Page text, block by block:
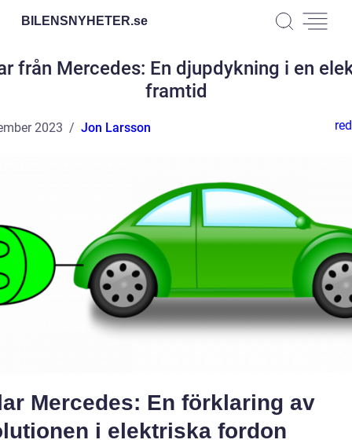
BILENSNYHETER.se
från Mercedes: En djupdykning i en
framtid
2023 Jon Larsson
Mercedes: En förklaring av
i elektriska fordon